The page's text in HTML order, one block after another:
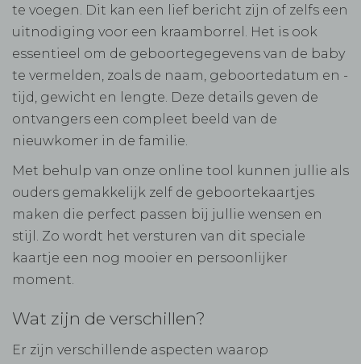
te voegen. Dit kan een lief bericht zijn of zelfs een
uitnodiging voor een kraamborrel. Het is ook
essentieel om de geboortegegevens van de baby
te vermelden, zoals de naam, geboortedatum en -
tijd, gewicht en lengte. Deze details geven de
ontvangers een compleet beeld van de
nieuwkomer in de familie.
Met behulp van onze online tool kunnen jullie als
ouders gemakkelijk zelf de geboortekaartjes
maken die perfect passen bij jullie wensen en
stijl. Zo wordt het versturen van dit speciale
kaartje een nog mooier en persoonlijker
moment.
Wat zijn de verschillen?
Er zijn verschillende aspecten waarop